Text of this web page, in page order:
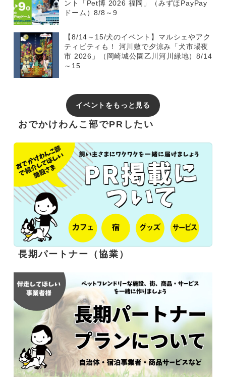
ント「Pet博 2026 福岡」（みずほPayPay
ドーム）8/8～9
【8/14～15/犬のイベント】マルシェやアク
ティビティも！ 河川敷で夕涼み「犬市場夜
市 2026」（岡崎城公園乙川河川緑地）8/14
～15
イベントをもっと見る
おでかけわんこ部でPRしたい
長期パートナー（協業）